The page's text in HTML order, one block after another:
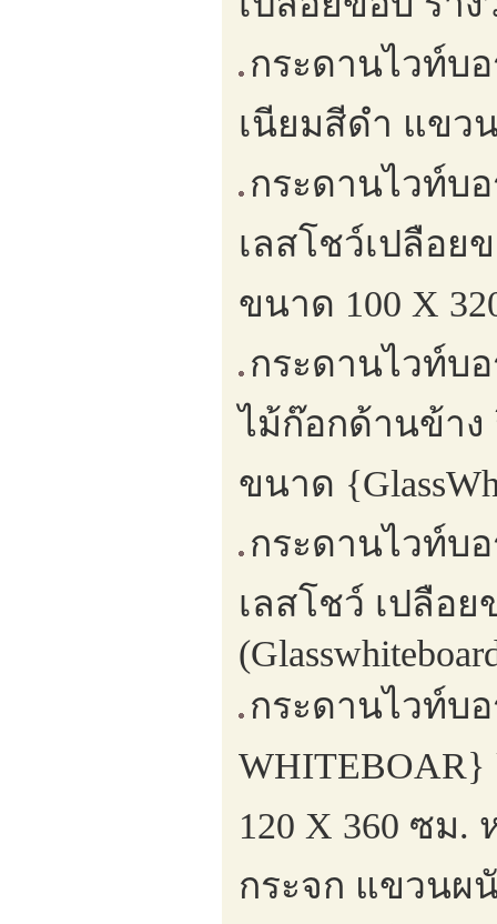
กระดานไวท์บ
เนียมสีดำ แขว
กระดานไวท์บ
เลสโชว์เปลือย
ขนาด 100 X
กระดานไวท์บ
ไม้ก๊อกด้านข้า
ขนาด
กระดานไวท์บ
เลสโชว์ เปลือ
กระดานไวท์บ
120 X 360 ซม.
กระจก แขวนผ